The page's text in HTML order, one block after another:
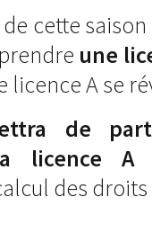
cette
une
licence A se
de
licence A
des